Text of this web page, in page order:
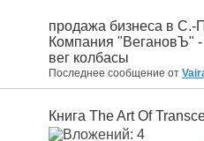
продажа бизнеса в С.-
Компания "ВегановЪ" -
вег колбасы
Последнее сообщение от
Книга The Art Of